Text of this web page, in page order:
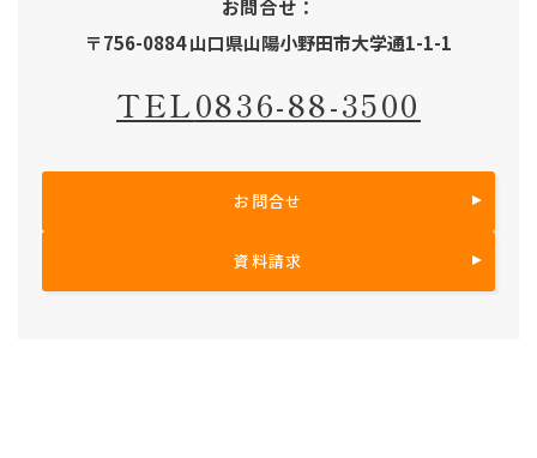
お問合せ：
〒756-0884 山口県山陽小野田市大学通1-1-1
TEL0836-88-3500
お問合せ
資料請求